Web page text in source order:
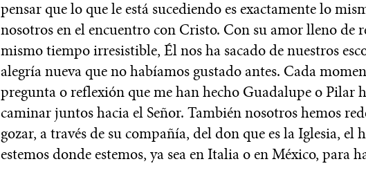
pensar que lo que le está sucediendo es exactamente lo
nosotros en el encuentro con Cristo. Con su amor lleno de
mismo tiempo irresistible, Él nos ha sacado de nuestros
alegría nueva que no habíamos gustado antes. Cada
pregunta o reflexión que me han hecho Guadalupe o Pilar
caminar juntos hacia el Señor. También nosotros hemos
gozar, a través de su compañía, del don que es la Iglesia,
estemos donde estemos, ya sea en Italia o en México, para